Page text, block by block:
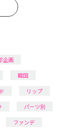
企画
韓国
リップ
パーツ別
ファンデ